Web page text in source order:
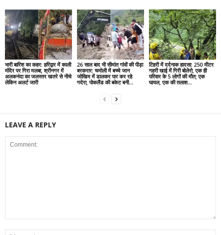
भारी बारिश का कहर: हरिद्वार में काली
मंदिर पर गिरा मलबा, श्रीनगर में
अलकनंदा का जलस्तर खतरे से नीचे
लेकिन अलर्ट जारी
26 साल बाद भी सीमांत गांवों की पीड़ा
बरकरार: चमोली में बच्चे जान
जोखिम में डालकर पार कर रहे
गदेरा, पोकलैंड की बकेट बनी...
टिहरी में दर्दनाक हादसा: 250 मीटर
गहरी खाई में गिरी बोलेरो, एक ही
परिवार के 5 लोगों की मौत; एक
घायल, एक की तलाश...
LEAVE A REPLY